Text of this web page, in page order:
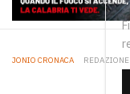
JONIO CRONACA REDAZIONE